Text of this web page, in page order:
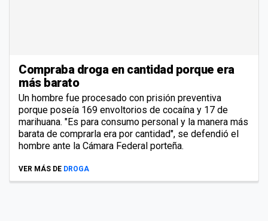
Compraba droga en cantidad porque era
más barato
Un hombre fue procesado con prisión preventiva
porque poseía 169 envoltorios de cocaína y 17 de
marihuana. "Es para consumo personal y la manera más
barata de comprarla era por cantidad", se defendió el
hombre ante la Cámara Federal porteña.
VER MÁS DE DROGA